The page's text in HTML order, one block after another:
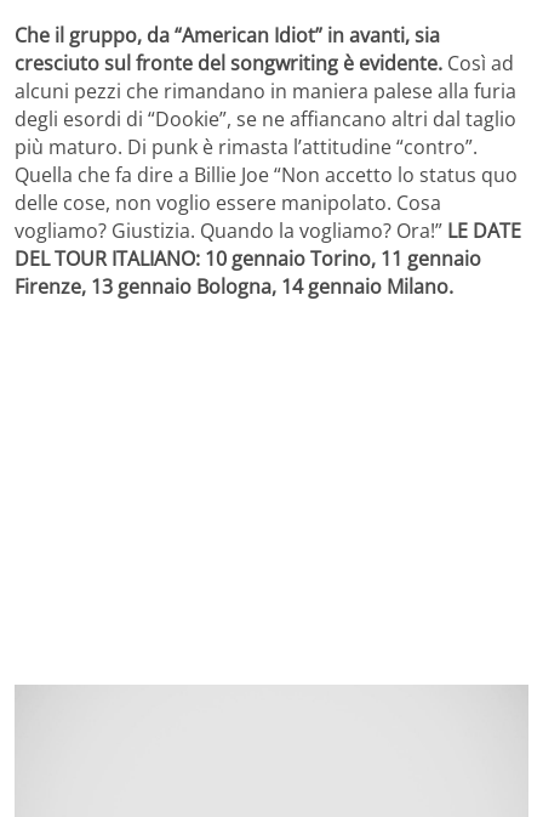
Che il gruppo, da “American Idiot” in avanti, sia
cresciuto sul fronte del songwriting è evidente. Così ad
alcuni pezzi che rimandano in maniera palese alla furia
degli esordi di “Dookie”, se ne affiancano altri dal taglio
più maturo. Di punk è rimasta l’attitudine “contro”.
Quella che fa dire a Billie Joe “Non accetto lo status quo
delle cose, non voglio essere manipolato. Cosa
vogliamo? Giustizia. Quando la vogliamo? Ora!” LE DATE
DEL TOUR ITALIANO: 10 gennaio Torino, 11 gennaio
Firenze, 13 gennaio Bologna, 14 gennaio Milano.